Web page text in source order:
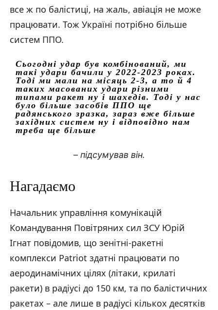
все ж по балістиці, на жаль, авіація не може
працювати. Тож Україні потрібно більше
систем ППО.
Сьогодні удар був комбінований, ми
такі удари бачили у 2022-2023 роках.
Тоді ми мали на місяць 2-3, а то й 4
таких масованих удари різними
типами ракет ну і шахедів. Тоді у нас
було більше засобів ППО ще
радянського зразка, зараз вже більше
західних систем ну і відповідно нам
треба ще більше
– підсумував він.
Нагадаємо
Начальник управління комунікацій
Командування Повітряних сил ЗСУ Юрій
Ігнат повідомив, що зенітні-ракетні
комплекси Patriot здатні працювати по
аеродинамічних цілях (літаки, крилаті
ракети) в радіусі до 150 км, та по балістичних
ракетах – але лише в радіусі кількох десятків